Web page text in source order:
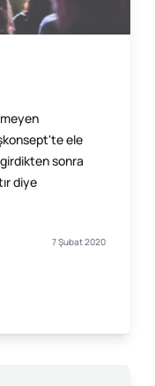
ele
sonra
diye
7 Şubat 2020